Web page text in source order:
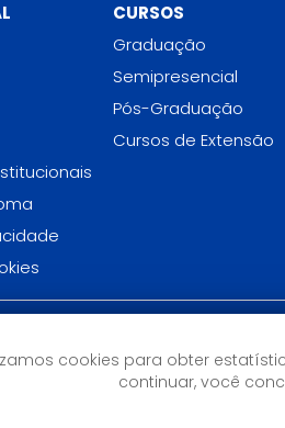
CURSOS
Graduação
Semipresencial
Pós-Graduação
Cursos de Extensão
ALBERTO TORRES (RJ)
e Silva, 212 - Centro
cookies para obter
continuar, você